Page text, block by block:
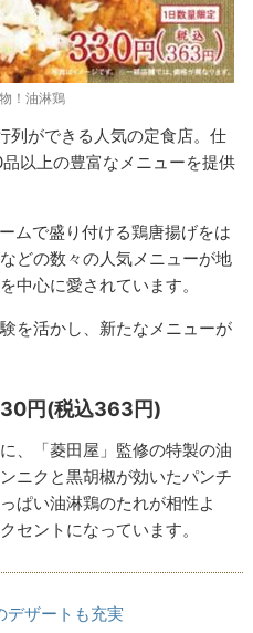
！油淋鶏
列ができる人気の定食店。仕
以上の豊富なメニューを提供
ムで盛り付ける鶏唐揚げをは
どの数々の人気メニューが地
中心に愛されています。
を活かし、新たなメニューが
円(税込363円)
、「菱田屋」監修の特製の油
ニクと黒胡椒が効いたパンチ
ぱい油淋鶏のたれが相性よ
セントになっています。
デザートも充実